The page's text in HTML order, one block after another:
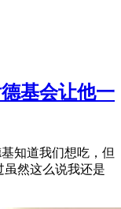
基会让他一
知道我们想吃，但
然这么说我还是